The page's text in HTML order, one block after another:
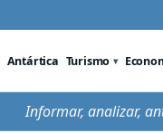
Antártica Turismo
Informar, analizar,